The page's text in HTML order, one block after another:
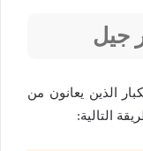
جيل
الذين يعانون من
التالية: